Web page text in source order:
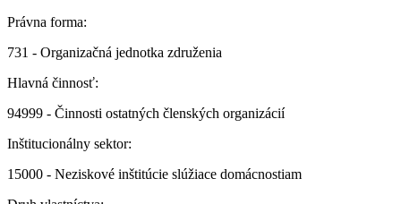
Právna forma:
731 - Organizačná jednotka združenia
Hlavná činnosť:
94999 - Činnosti ostatných členských organizácií
Inštitucionálny sektor:
15000 - Neziskové inštitúcie slúžiace domácnostiam